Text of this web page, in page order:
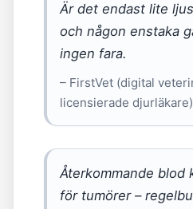
Är det endast lite
och någon enstaka
ingen fara.
– FirstVet (digital
licensierade djurläkare)
Återkommande blod
för tumörer –